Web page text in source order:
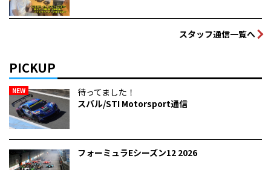
スタッフ通信一覧へ
PICKUP
NEW
待ってました！
スバル/STI Motorsport通信
フォーミュラEシーズン12 2026